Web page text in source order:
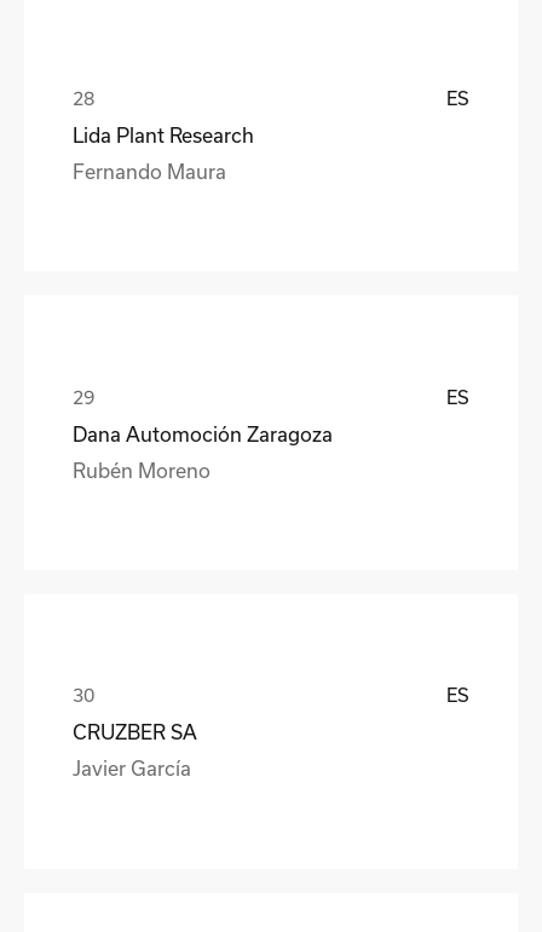
ES
Lida Plant Research
Fernando Maura
ES
Dana Automoción Zaragoza
Rubén Moreno
ES
CRUZBER SA
Javier García